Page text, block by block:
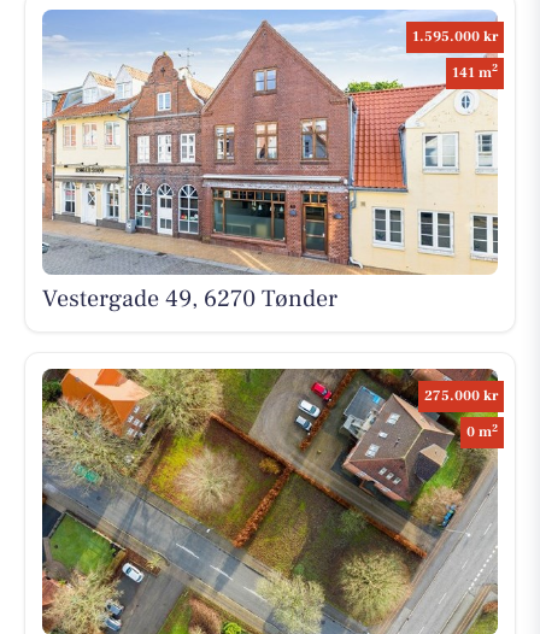
1.595.000 kr
141 m2
Vestergade 49, 6270 Tønder
275.000 kr
0 m2